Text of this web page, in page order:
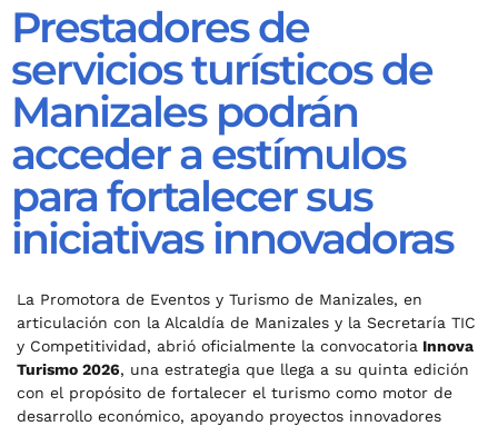
Prestadores de
servicios turísticos de
Manizales podrán
acceder a estímulos
para fortalecer sus
iniciativas innovadoras
La Promotora de Eventos y Turismo de Manizales, en
articulación con la Alcaldía de Manizales y la Secretaría TIC
y Competitividad, abrió oficialmente la convocatoria Innova
Turismo 2026, una estrategia que llega a su quinta edición
con el propósito de fortalecer el turismo como motor de
desarrollo económico, apoyando proyectos innovadores